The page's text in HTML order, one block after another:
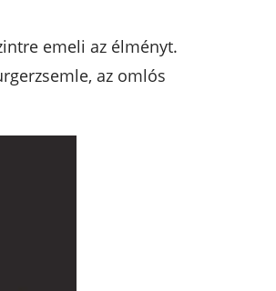
emeli az élményt.
az omlós